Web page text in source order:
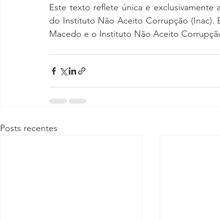
Este texto reflete única e exclusivamente
do Instituto Não Aceito Corrupção (Inac).
Macedo e o Instituto Não Aceito
Posts recentes